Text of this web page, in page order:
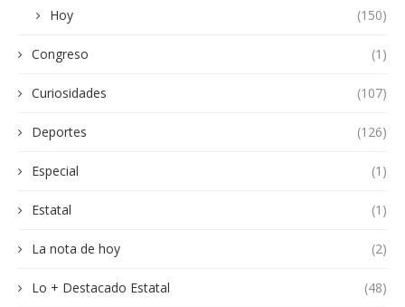
Hoy (150)
Congreso (1)
Curiosidades (107)
Deportes (126)
Especial (1)
Estatal (1)
La nota de hoy (2)
Lo + Destacado Estatal (48)